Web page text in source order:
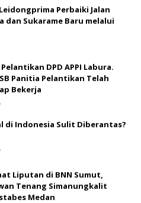
Perbaiki Jalan
dan Sukarame Baru melalui
DPD APPI Labura.
Panitia Pelantikan Telah
Bekerja
di Indonesia Sulit Diberantas?
Liputan di BNN Sumut,
Tenang Simanungkalit
Medan